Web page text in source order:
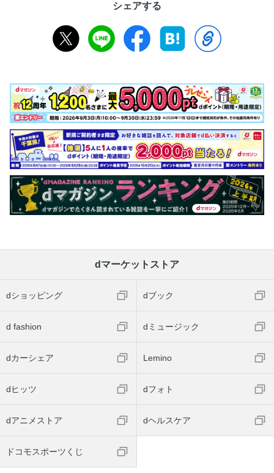
シェアする
dマーケットストア
dショッピング dブック
d fashion dミュージック
dカーシェア Lemino
dヒッツ dフォト
dアニメストア dヘルスケア
ドコモスポーツくじ